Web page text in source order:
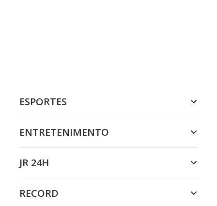
ESPORTES
ENTRETENIMENTO
JR 24H
RECORD